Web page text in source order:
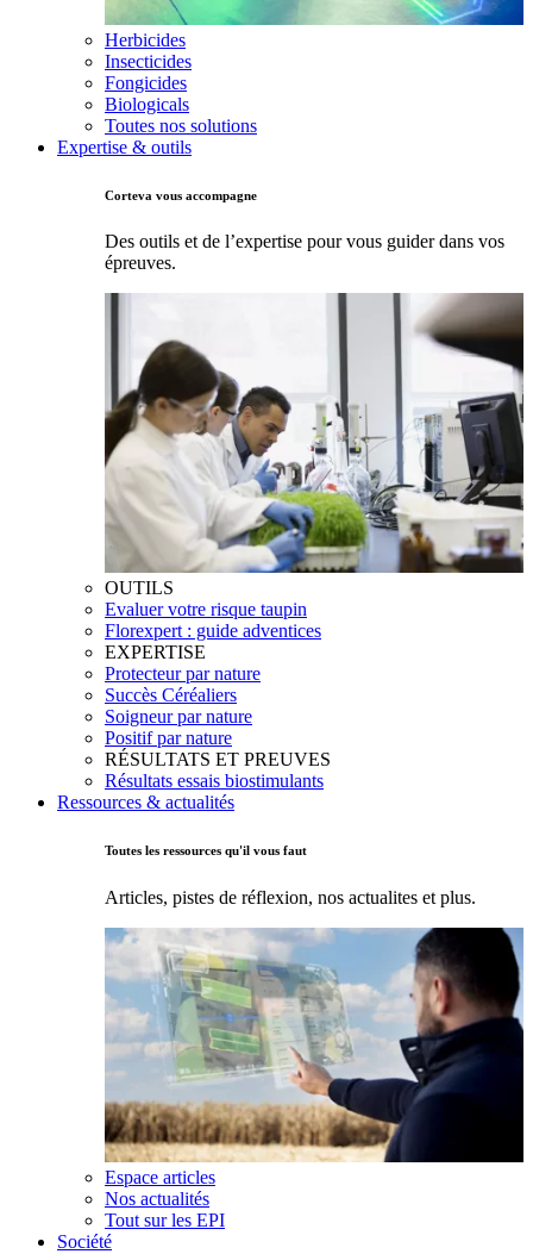
Herbicides
Insecticides
Fongicides
Biologicals
Toutes nos solutions
Expertise & outils
Corteva vous accompagne
Des outils et de l’expertise pour vous guider dans vos
épreuves.
OUTILS
Evaluer votre risque taupin
Florexpert : guide adventices
EXPERTISE
Protecteur par nature
Succès Céréaliers
Soigneur par nature
Positif par nature
RÉSULTATS ET PREUVES
Résultats essais biostimulants
Ressources & actualités
Toutes les ressources qu'il vous faut
Articles, pistes de réflexion, nos actualites et plus.
Espace articles
Nos actualités
Tout sur les EPI
Société